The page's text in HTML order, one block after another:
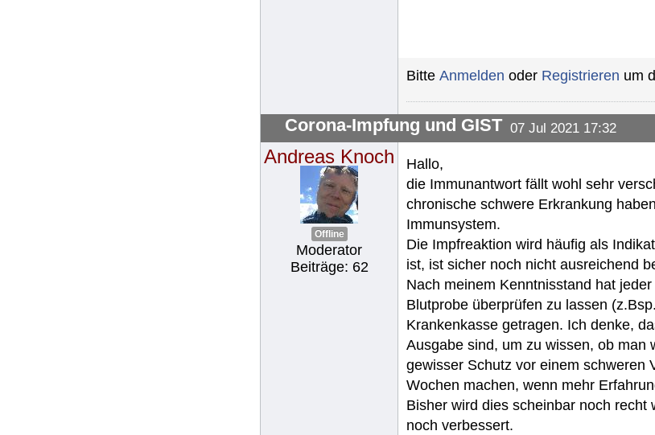
Bitte Anmelden oder Registrieren um
Corona-Impfung und GIST 07 Jul 2021 17:32
Andreas Knoch
Offline
Moderator
Beiträge: 62
Hallo,
die Immunantwort fällt wohl sehr
chronische schwere Erkrankung
Immunsystem.
Die Impfreaktion wird häufig als
ist, ist sicher noch nicht ausreichend
Nach meinem Kenntnisstand hat
Blutprobe überprüfen zu lassen
Krankenkasse getragen. Ich denke,
Ausgabe sind, um zu wissen, ob man
gewisser Schutz vor einem schweren
Wochen machen, wenn mehr
Bisher wird dies scheinbar noch
noch verbessert.